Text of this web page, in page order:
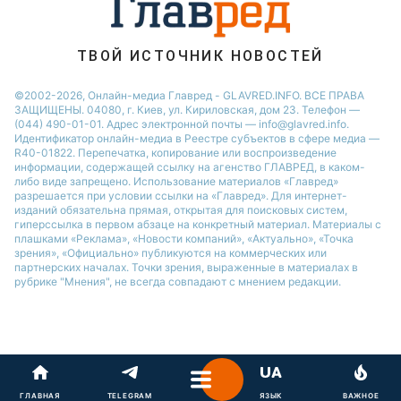
ТВОЙ ИСТОЧНИК НОВОСТЕЙ
©2002-2026, Онлайн-медиа Главред - GLAVRED.INFO. ВСЕ ПРАВА
ЗАЩИЩЕНЫ. 04080, г. Киев, ул. Кириловская, дом 23. Телефон —
(044) 490-01-01. Адрес электронной почты — info@glavred.info.
Идентификатор онлайн-медиа в Реестре cубъектов в сфере медиа —
R40-01822. Перепечатка, копирование или воспроизведение
информации, содержащей ссылку на агенство ГЛАВРЕД, в каком-
либо виде запрещено. Использование материалов «Главред»
разрешается при условии ссылки на «Главред». Для интернет-
изданий обязательна прямая, открытая для поисковых систем,
гиперссылка в первом абзаце на конкретный материал. Материалы с
плашками «Реклама», «Новости компаний», «Актуально», «Точка
зрения», «Официально» публикуются на коммерческих или
партнерских началах. Точки зрения, выраженные в материалах в
рубрике "Мнения", не всегда совпадают с мнением редакции.
ГЛАВНАЯ TELEGRAM ЯЗЫК ВАЖНОЕ